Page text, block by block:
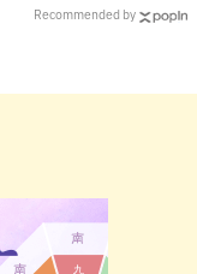
プ」Recommended by